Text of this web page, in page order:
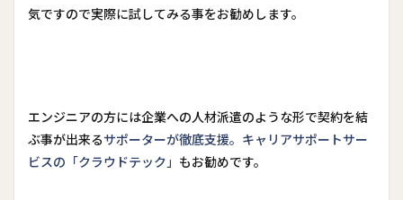
気ですので実際に試してみる事をお勧めします。
エンジニアの方には企業への人材派遣のような形で契約を結
ぶ事が出来るサポーターが徹底支援。キャリアサポートサー
ビスの「クラウドテック」 もお勧めです。